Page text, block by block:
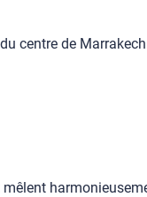
centre de